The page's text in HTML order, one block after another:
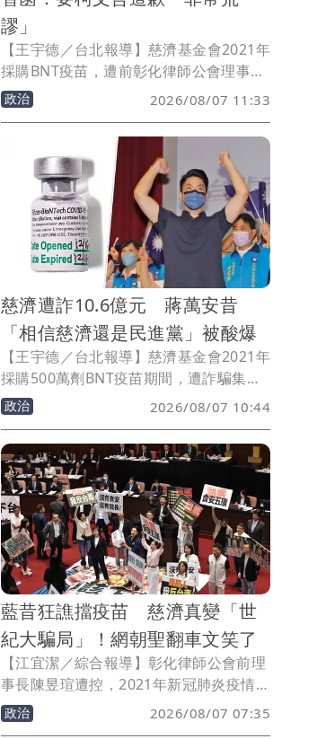
謬」
【王宇德／台北報導】慈濟基金會2021年
採購BNT疫苗，遭前彰化律師公會理事長
陳昱瑄，藉協助採購疫苗涉詐取10.6億
元。民進黨認為藍白過去說政府擋疫苗說
法「翻車」，並要求前民眾黨主席柯文哲
道歉。對此，民眾黨立法院黨團主任陳智
菡今（7）日反駁，批評綠營將詐騙案與
當年BNT疫苗採購爭議混為一談，「非常
荒謬」。
政治 2026/08/07 11:33
慈濟遭詐10.6億元 蔣萬安昔
「相信慈濟還是民進黨」被酸爆
【王宇德／台北報導】慈濟基金會2021年
採購500萬劑BNT疫苗期間，遭詐騙集團
涉嫌騙取3000萬美元（約新台幣10.6億
元）委任報酬，台中地檢署日前依詐欺、
洗錢等罪起訴前彰化律師公會理事長陳昱
瑄、通緝犯李易儒等人。慈濟表示將全力
配合司法調查，也讓2022年疫苗採購爭議
時，蔣萬安當時發言，「你要相信慈濟，
還是相信民進黨？」被網友酸爆。
政治 2026/08/07 10:44
藍昔狂譙擋疫苗 慈濟真變「世
紀大騙局」！網朝聖翻車文笑了
【江宜潔／綜合報導】彰化律師公會前理
事長陳昱瑄遭控，2021年新冠肺炎疫情期
間曾向慈濟基金會謊稱可採購500萬劑
BNT疫苗，並聯手掮客李易儒詐得10.6億
政治 2026/08/07 07:35